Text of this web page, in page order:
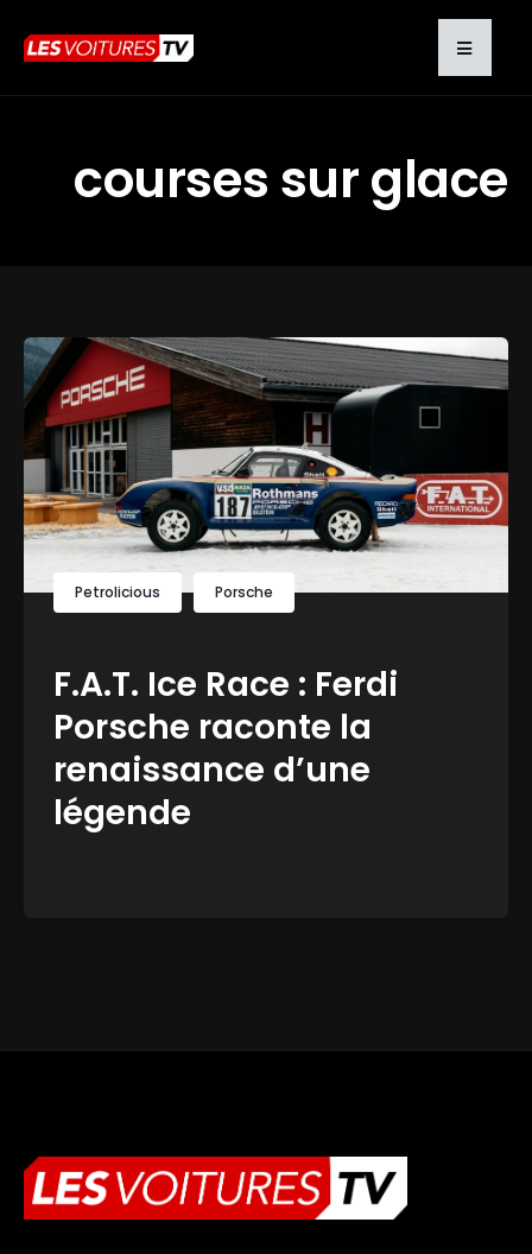
courses sur glace
Petrolicious Porsche
F.A.T. Ice Race : Ferdi
Porsche raconte la
renaissance d’une
légende